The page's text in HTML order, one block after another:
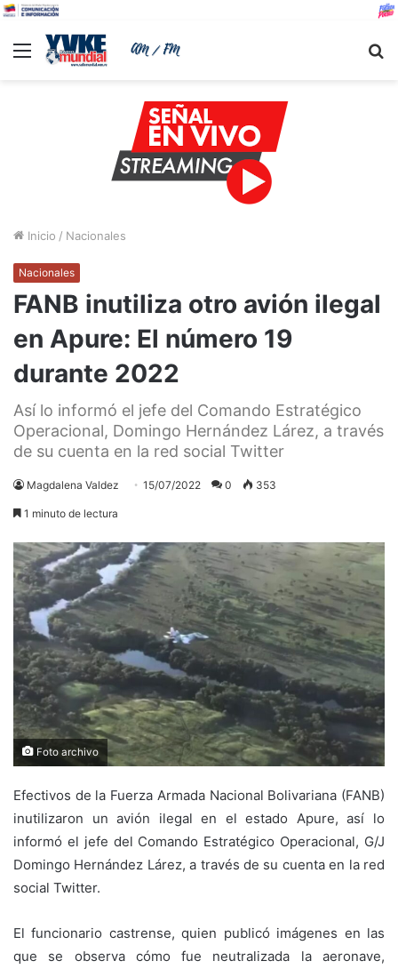
Menu
Inicio / Nacionales
Nacionales
FANB inutiliza otro avión ilegal
en Apure: El número 19
durante 2022
Así lo informó el jefe del Comando Estratégico
Operacional, Domingo Hernández Lárez, a través
de su cuenta en la red social Twitter
Magdalena Valdez 15/07/2022 0 353
1 minuto de lectura
Foto archivo
Efectivos de la Fuerza Armada Nacional Bolivariana (FANB)
inutilizaron un avión ilegal en el estado Apure, así lo
informó el jefe del Comando Estratégico Operacional, G/J
Domingo Hernández Lárez, a través de su cuenta en la red
social Twitter.
El funcionario castrense, quien publicó imágenes en las
que se observa cómo fue neutralizada la aeronave,